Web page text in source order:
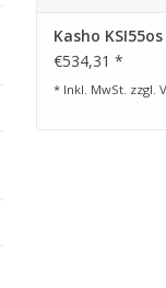
ZUM WARENKORB
Kasho KSI55os
€534,31 *
* Inkl. MwSt. zzgl.